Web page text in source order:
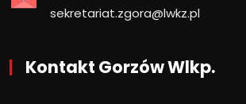
sekretariat.zgora@lwkz.pl
Kontakt Gorzów Wlkp.